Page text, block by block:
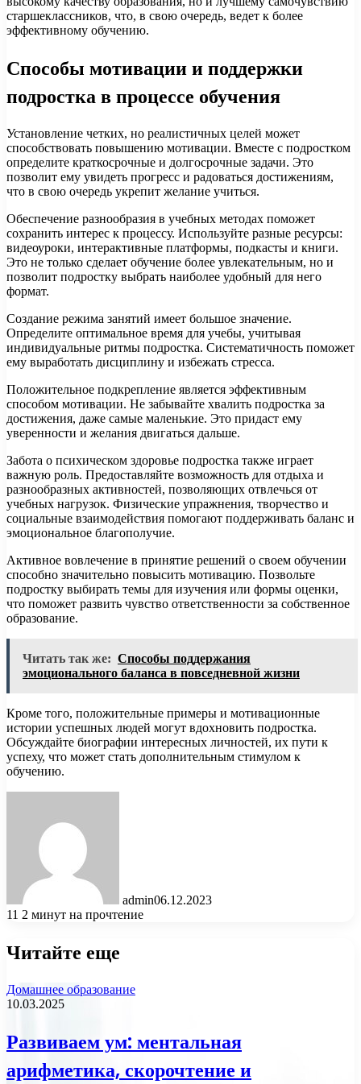
старшеклассников, что, в свою очередь, ведет к более
эффективному обучению.
Способы мотивации и поддержки
подростка в процессе обучения
Установление четких, но реалистичных целей может
способствовать повышению мотивации. Вместе с подростком
определите краткосрочные и долгосрочные задачи. Это
позволит ему увидеть прогресс и радоваться достижениям,
что в свою очередь укрепит желание учиться.
Обеспечение разнообразия в учебных методах поможет
сохранить интерес к процессу. Используйте разные ресурсы:
видеоуроки, интерактивные платформы, подкасты и книги.
Это не только сделает обучение более увлекательным, но и
позволит подростку выбрать наиболее удобный для него
формат.
Создание режима занятий имеет большое значение.
Определите оптимальное время для учебы, учитывая
индивидуальные ритмы подростка. Систематичность поможет
ему выработать дисциплину и избежать стресса.
Положительное подкрепление является эффективным
способом мотивации. Не забывайте хвалить подростка за
достижения, даже самые маленькие. Это придаст ему
уверенности и желания двигаться дальше.
Забота о психическом здоровье подростка также играет
важную роль. Предоставляйте возможность для отдыха и
разнообразных активностей, позволяющих отвлечься от
учебных нагрузок. Физические упражнения, творчество и
социальные взаимодействия помогают поддерживать баланс и
эмоциональное благополучие.
Активное вовлечение в принятие решений о своем обучении
способно значительно повысить мотивацию. Позвольте
подростку выбирать темы для изучения или формы оценки,
что поможет развить чувство ответственности за собственное
образование.
Читать так же: Способы поддержания
эмоционального баланса в повседневной жизни
Кроме того, положительные примеры и мотивационные
истории успешных людей могут вдохновить подростка.
Обсуждайте биографии интересных личностей, их пути к
успеху, что может стать дополнительным стимулом к
обучению.
admin06.12.2023
11 2 минут на прочтение
Читайте еще
Домашнее образование
10.03.2025
Развиваем ум: ментальная
арифметика, скорочтение и